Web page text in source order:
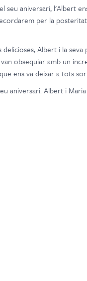
seu aniversari, l'Albert
per la
Albert i la seva
obsequiar amb un
ens va deixar a tots
aniversari. Albert i